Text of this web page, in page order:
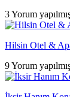
3 Yorum
Hilsin Otel &
9 Yorum